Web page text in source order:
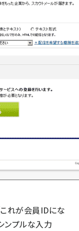
これが会員IDにな
ンプルな入力